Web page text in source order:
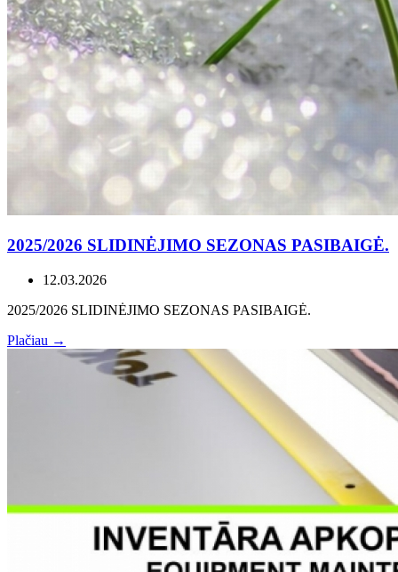
2025/2026 SLIDINĖJIMO SEZONAS PASIBAIGĖ.
12.03.2026
2025/2026 SLIDINĖJIMO SEZONAS PASIBAIGĖ.
Plačiau →